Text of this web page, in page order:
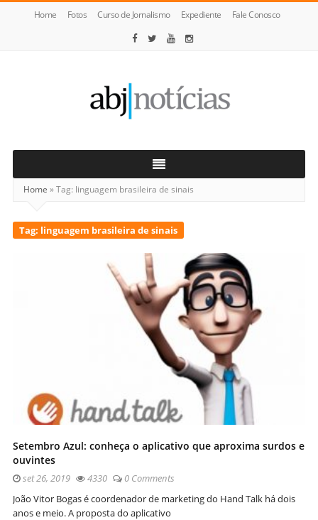
Home Fotos Curso de Jornalismo Expediente Fale Conosco
Notícias
Home »Tag: linguagem brasileira de sinais
Tag: linguagem brasileira de sinais
Setembro Azul: conheça o aplicativo que aproxima surdos e
ouvintes
set 26, 2019 4330
0 Comments
João Vitor Bogas é coordenador de marketing do Hand Talk há dois
anos e meio. A proposta do aplicativo